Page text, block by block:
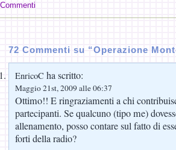
72 Commenti su “Operazione
EnricoC ha scritto:
Maggio 21st, 2009 alle 06:37
Ottimo!! E ringraziamenti a chi
partecipanti. Se qualcuno (tipo me)
allenamento, posso contare sul fatto di
forti della radio?